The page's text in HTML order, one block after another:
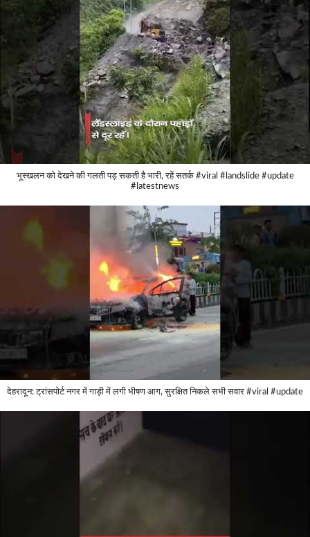
भूस्खलन को देखने की गलती पड़ सकती है भारी, रहें सतर्क #viral #landslide #update
#latestnews
देहरादून: ट्रांसपोर्ट नगर में गाड़ी में लगी भीषण आग, सुरक्षित निकले सभी सवार #viral #update